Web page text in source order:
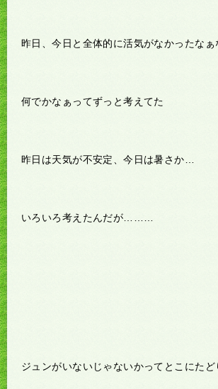
昨日、今日と全体的に活気がなかったな
何でかなぁってずっと考えてた
昨日は天気が不安定、今日は暑さか…
いろいろ考えたんだが………
ジュンがいないじゃないかってとこにた